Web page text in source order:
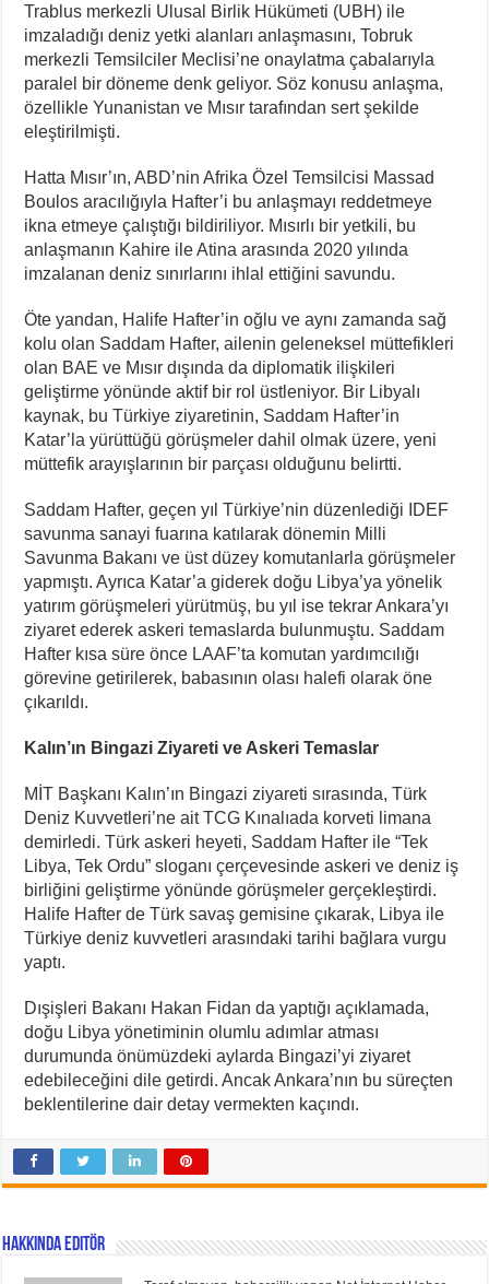
Trablus merkezli Ulusal Birlik Hükümeti (UBH) ile
imzaladığı deniz yetki alanları anlaşmasını, Tobruk
merkezli Temsilciler Meclisi’ne onaylatma çabalarıyla
paralel bir döneme denk geliyor. Söz konusu anlaşma,
özellikle Yunanistan ve Mısır tarafından sert şekilde
eleştirilmişti.
Hatta Mısır’ın, ABD’nin Afrika Özel Temsilcisi Massad
Boulos aracılığıyla Hafter’i bu anlaşmayı reddetmeye
ikna etmeye çalıştığı bildiriliyor. Mısırlı bir yetkili, bu
anlaşmanın Kahire ile Atina arasında 2020 yılında
imzalanan deniz sınırlarını ihlal ettiğini savundu.
Öte yandan, Halife Hafter’in oğlu ve aynı zamanda sağ
kolu olan Saddam Hafter, ailenin geleneksel müttefikleri
olan BAE ve Mısır dışında da diplomatik ilişkileri
geliştirme yönünde aktif bir rol üstleniyor. Bir Libyalı
kaynak, bu Türkiye ziyaretinin, Saddam Hafter’in
Katar’la yürüttüğü görüşmeler dahil olmak üzere, yeni
müttefik arayışlarının bir parçası olduğunu belirtti.
Saddam Hafter, geçen yıl Türkiye’nin düzenlediği IDEF
savunma sanayi fuarına katılarak dönemin Milli
Savunma Bakanı ve üst düzey komutanlarla görüşmeler
yapmıştı. Ayrıca Katar’a giderek doğu Libya’ya yönelik
yatırım görüşmeleri yürütmüş, bu yıl ise tekrar Ankara’yı
ziyaret ederek askeri temaslarda bulunmuştu. Saddam
Hafter kısa süre önce LAAF’ta komutan yardımcılığı
görevine getirilerek, babasının olası halefi olarak öne
çıkarıldı.
Kalın’ın Bingazi Ziyareti ve Askeri Temaslar
MİT Başkanı Kalın’ın Bingazi ziyareti sırasında, Türk
Deniz Kuvvetleri’ne ait TCG Kınalıada korveti limana
demirledi. Türk askeri heyeti, Saddam Hafter ile “Tek
Libya, Tek Ordu” sloganı çerçevesinde askeri ve deniz iş
birliğini geliştirme yönünde görüşmeler gerçekleştirdi.
Halife Hafter de Türk savaş gemisine çıkarak, Libya ile
Türkiye deniz kuvvetleri arasındaki tarihi bağlara vurgu
yaptı.
Dışişleri Bakanı Hakan Fidan da yaptığı açıklamada,
doğu Libya yönetiminin olumlu adımlar atması
durumunda önümüzdeki aylarda Bingazi’yi ziyaret
edebileceğini dile getirdi. Ancak Ankara’nın bu süreçten
beklentilerine dair detay vermekten kaçındı.
Hakkında Editör